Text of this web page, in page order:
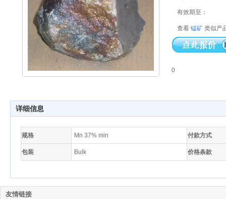
有效期至：
查看 锰矿 类似产
0
详细信息
规格 Mn 37% min 付款方式
包装 Bulk 价格条款
友情链接